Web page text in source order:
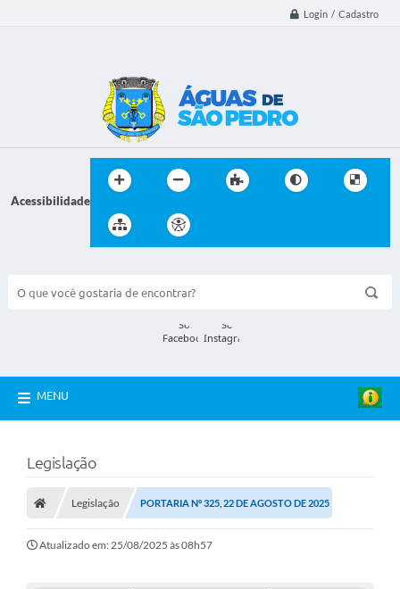
Login / Cadastro
Acessibilidade
MENU
Legislação
Legislação PORTARIA Nº 325, 22 DE AGOSTO DE 2025
Atualizado em: 25/08/2025 às 08h57